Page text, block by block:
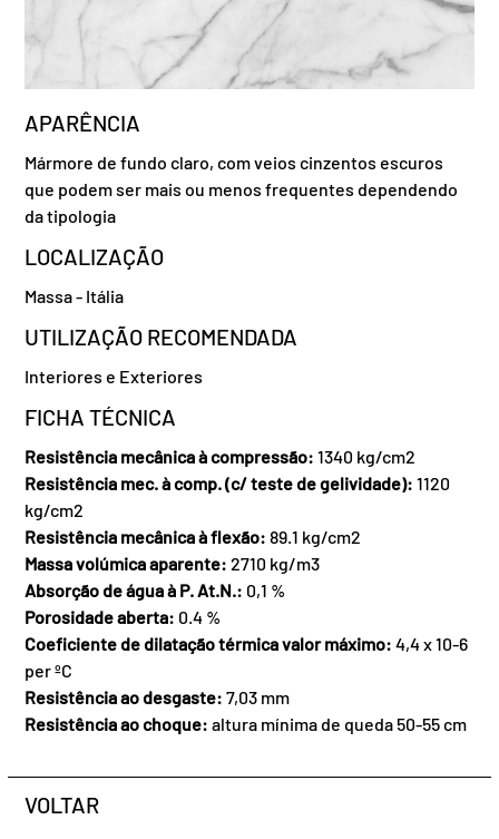
APARÊNCIA
Mármore de fundo claro, com veios cinzentos escuros
que podem ser mais ou menos frequentes dependendo
da tipologia
LOCALIZAÇÃO
Massa - Itália
UTILIZAÇÃO RECOMENDADA
Interiores e Exteriores
FICHA TÉCNICA
Resistência mecânica à compressão: 1340 kg/cm2
Resistência mec. à comp. (c/ teste de gelividade): 1120
kg/cm2
Resistência mecânica à flexão: 89.1 kg/cm2
Massa volúmica aparente: 2710 kg/m3
Absorção de água à P. At.N.: 0,1 %
Porosidade aberta: 0.4 %
Coeficiente de dilatação térmica valor máximo: 4,4 x 10-6
per ºC
Resistência ao desgaste: 7,03 mm
Resistência ao choque: altura mínima de queda 50-55 cm
VOLTAR